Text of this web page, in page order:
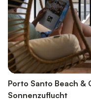
Porto Santo Beach &
Sonnenzuflucht